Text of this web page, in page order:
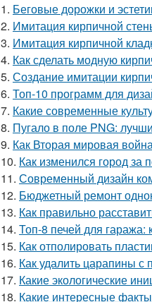
1. Беговые дорожки и
2. Имитация кирпичной
3. Имитация кирпичной
4. Как сделать модную
5. Создание имитации
6. Топ-10 программ для
7. Какие современные
8. Пугало в поле PNG:
9. Как Вторая мировая
10. Как изменился город за
11. Современный дизайн
12. Бюджетный ремонт
13. Как правильно
14. Топ-8 печей для
15. Как отполировать
16. Как удалить царапины с
17. Какие экологические
18. Какие интересные